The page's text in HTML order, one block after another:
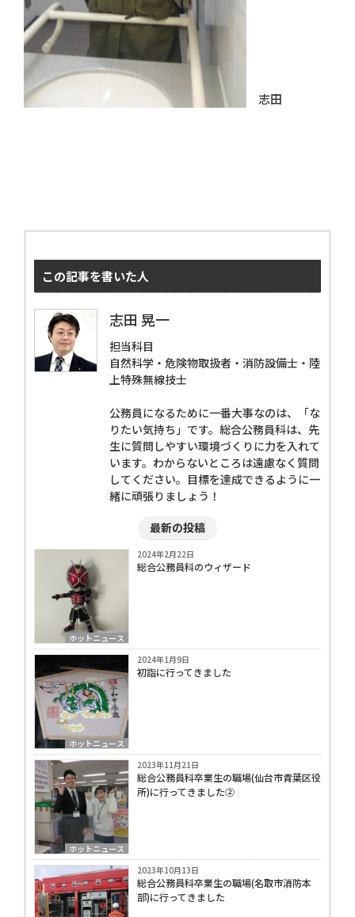
志田
この記事を書いた人
志田 晃一
担当科目
自然科学・危険物取扱者・消防設備士・陸
上特殊無線技士
公務員になるために一番大事なのは、「な
りたい気持ち」です。総合公務員科は、先
生に質問しやすい環境づくりに力を入れて
います。わからないところは遠慮なく質問
してください。目標を達成できるように一
緒に頑張りましょう！
最新の投稿
ホットニュース
2024年2月22日
総合公務員科のウィザード
ホットニュース
2024年1月9日
初詣に行ってきました
ホットニュース
2023年11月21日
総合公務員科卒業生の職場(仙台市青葉区役
所)に行ってきました②
2023年10月13日
総合公務員科卒業生の職場(名取市消防本
部)に行ってきました